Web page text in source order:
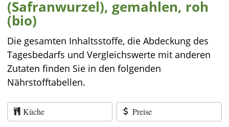
(Safranwurzel), gemahlen, roh
(bio)
Die gesamten Inhaltsstoffe, die Abdeckung des
Tagesbedarfs und Vergleichswerte mit anderen
Zutaten finden Sie in den folgenden
Nährstofftabellen.
Küche Preise